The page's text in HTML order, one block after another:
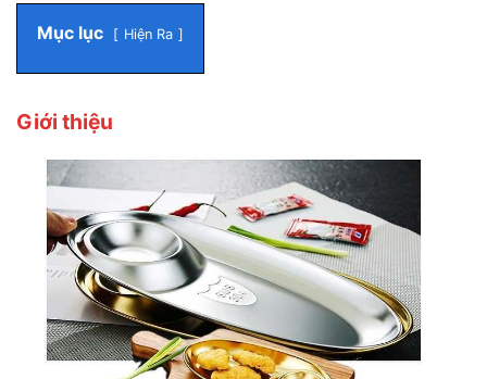
Mục lục Hiện Ra
Giới thiệu